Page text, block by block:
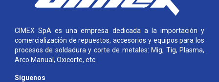
CIMEX SpA es una empresa dedicada a la importación y
comercialización de repuestos, accesorios y equipos para los
procesos de soldadura y corte de metales: Mig, Tig, Plasma,
Arco Manual, Oxicorte, etc
Síguenos